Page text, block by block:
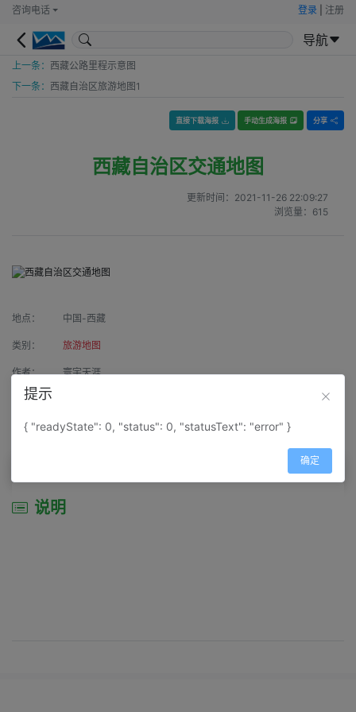
咨询电话 登录 注册
导航
上一条： 西藏公路里程示意图
下一条： 西藏自治区旅游地图1
直接下载海报 手动生成海报 分享
西藏自治区交通地图
更新时间： 2021-11-26 22:09:27
浏览量： 615
地点： 中国-西藏
类别： 旅游地图
作者： 寰宇天涯
来源：
属性： 地图属性： 地图类型-交通线路图
说明
提示
{ "readyState": 0, "status": 0, "statusText": "error" }
确定